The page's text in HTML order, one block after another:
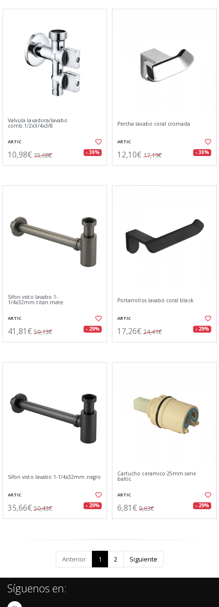
Valvula lavadora/lavabo
comb.1/2x3/4x3/8
ARTIC
10,98€ 15,68€ - 30%
Percha lavabo coral cromada
ARTIC
12,10€ 17,19€ - 30%
Sifon visto lavabo 1-
1/4x32mm.titan.mate
ARTIC
41,81€ 59,13€ - 29%
Portarrollos lavabo coral black
ARTIC
17,26€ 24,41€ - 29%
Sifon visto lavabo 1-1/4x32mm.negro
ARTIC
35,66€ 50,43€ - 29%
Cartucho ceramico 25mm.serie
baltic
ARTIC
6,81€ 9,63€ - 29%
Anterior 1 2 Siguiente
Síguenos en: